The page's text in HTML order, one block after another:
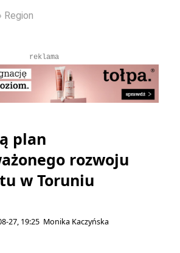
Region
reklama
plan
rozwoju
w Toruniu
27, 19:25 Monika Kaczyńska